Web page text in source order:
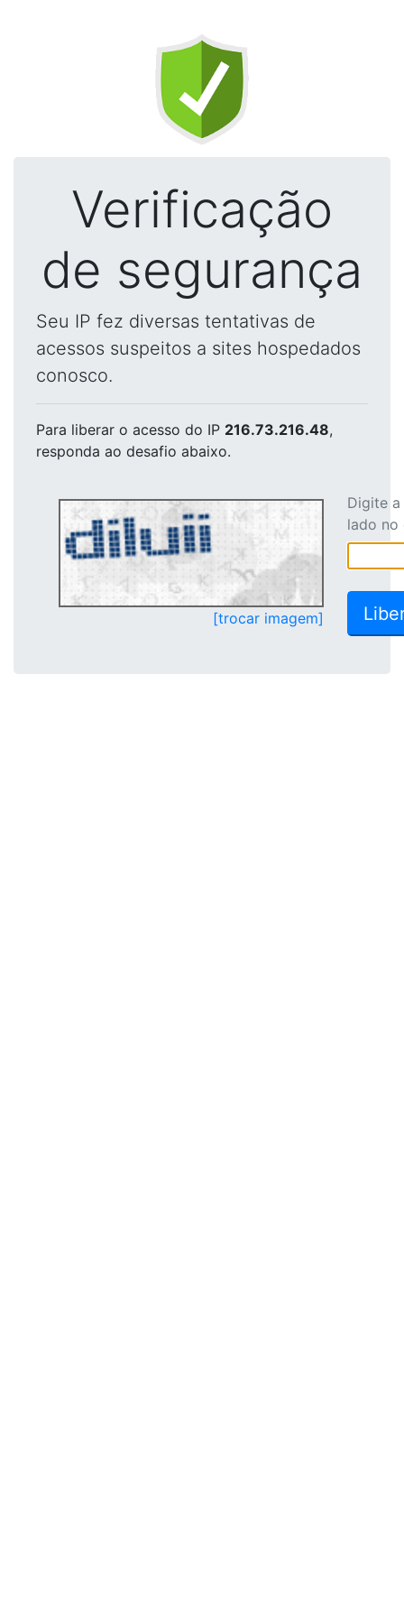
Verificação
de segurança
Seu IP fez diversas tentativas de
acessos suspeitos a sites hospedados
conosco.
Para liberar o acesso do IP 216.73.216.48,
responda ao desafio abaixo.
[trocar imagem]
Digite
lado no